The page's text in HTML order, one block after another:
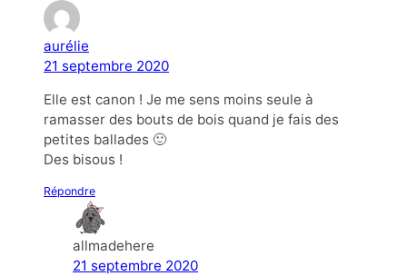
aurélie
21 septembre 2020
Elle est canon ! Je me sens moins seule à
ramasser des bouts de bois quand je fais des
petites ballades 🙂
Des bisous !
Répondre
allmadehere
21 septembre 2020